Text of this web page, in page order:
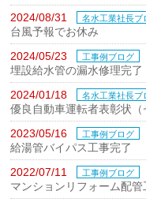
2024/08/31
名水工業社長ブ
台風予報でお休み
2024/05/23
工事例ブログ
埋設給水管の漏水修理完了
2024/01/18
名水工業社長ブ
優良自動車運転者表彰状
2023/05/16
工事例ブログ
給湯管バイパス工事完了
2022/07/11
工事例ブログ
マンションリフォーム配管